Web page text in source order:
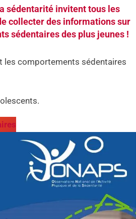
sédentarité invitent tous les
collecter des informations sur
sédentaires des plus jeunes !
les comportements sédentaires